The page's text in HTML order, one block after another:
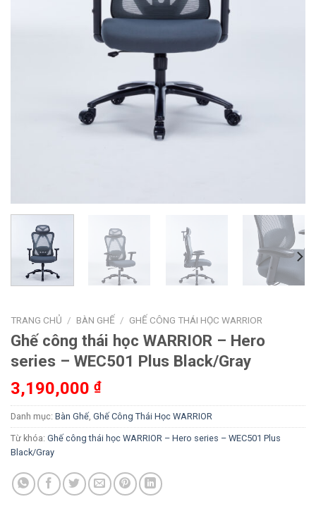
TRANG CHỦ / BÀN GHẾ / GHẾ CÔNG THÁI HỌC WARRIOR
Ghế công thái học WARRIOR – Hero
series – WEC501 Plus Black/Gray
3,190,000 ₫
Danh mục: Bàn Ghế, Ghế Công Thái Học WARRIOR
Từ khóa: Ghế công thái học WARRIOR – Hero series – WEC501 Plus
Black/Gray